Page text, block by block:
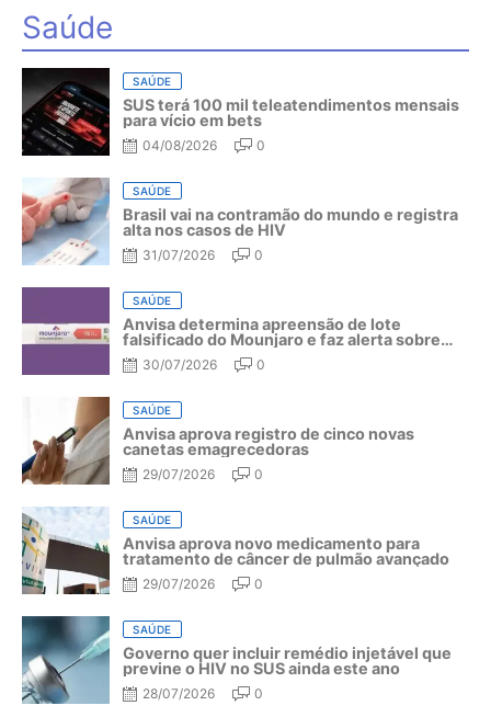
Saúde
SAÚDE
SUS terá 100 mil teleatendimentos mensais
para vício em bets
04/08/2026 0
SAÚDE
Brasil vai na contramão do mundo e registra
alta nos casos de HIV
31/07/2026 0
SAÚDE
Anvisa determina apreensão de lote
falsificado do Mounjaro e faz alerta sobre
riscos do medicamento
30/07/2026 0
SAÚDE
Anvisa aprova registro de cinco novas
canetas emagrecedoras
29/07/2026 0
SAÚDE
Anvisa aprova novo medicamento para
tratamento de câncer de pulmão avançado
29/07/2026 0
SAÚDE
Governo quer incluir remédio injetável que
previne o HIV no SUS ainda este ano
28/07/2026 0